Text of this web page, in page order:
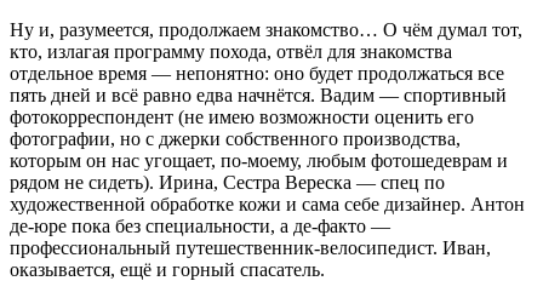
Ну и, разумеется, продолжаем знакомство… О чём думал тот,
кто, излагая программу похода, отвёл для знакомства
отдельное время — непонятно: оно будет продолжаться все
пять дней и всё равно едва начнётся. Вадим — спортивный
фотокорреспондент (не имею возможности оценить его
фотографии, но с джерки собственного производства,
которым он нас угощает, по-моему, любым фотошедеврам и
рядом не сидеть). Ирина, Сестра Вереска — спец по
художественной обработке кожи и сама себе дизайнер. Антон
де-юре пока без специальности, а де-факто —
профессиональный путешественник-велосипедист. Иван,
оказывается, ещё и горный спасатель.